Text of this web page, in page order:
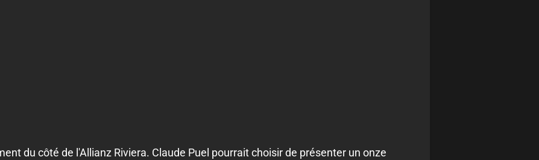
du côté de l'Allianz Riviera. Claude Puel pourrait choisir de présenter un onze